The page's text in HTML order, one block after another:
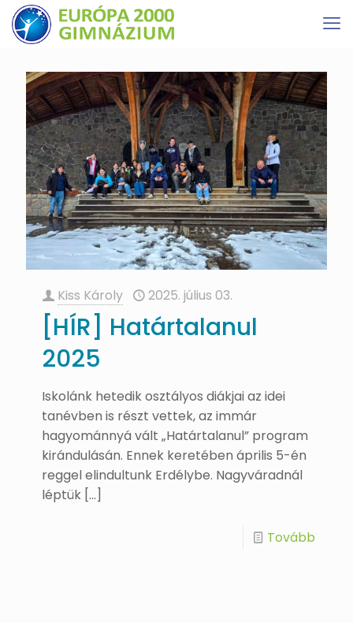
Kiss Károly 2025. július 03.
[HÍR] Határtalanul
2025
Iskolánk hetedik osztályos diákjai az idei
tanévben is részt vettek, az immár
hagyománnyá vált „Határtalanul” program
kirándulásán. Ennek keretében április 5-én
reggel elindultunk Erdélybe. Nagyváradnál
léptük […]
Tovább